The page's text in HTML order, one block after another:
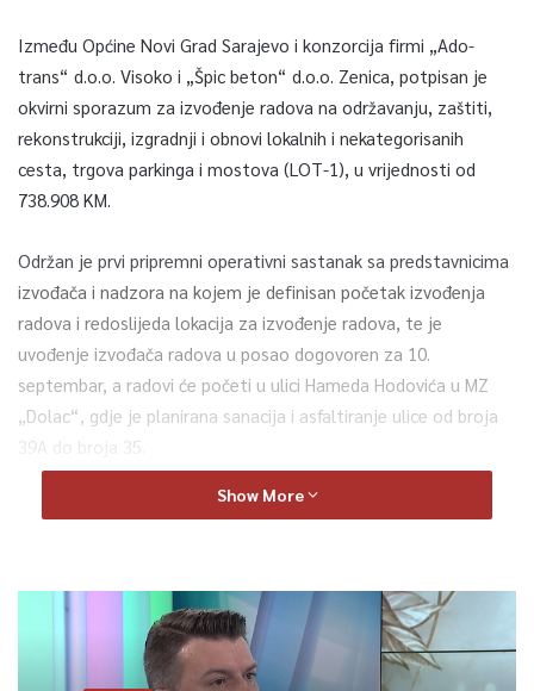
Između Općine Novi Grad Sarajevo i konzorcija firmi „Ado-
trans“ d.o.o. Visoko i „Špic beton“ d.o.o. Zenica, potpisan je
okvirni sporazum za izvođenje radova na održavanju, zaštiti,
rekonstrukciji, izgradnji i obnovi lokalnih i nekategorisanih
cesta, trgova parkinga i mostova (LOT-1), u vrijednosti od
738.908 KM.
Održan je prvi pripremni operativni sastanak sa predstavnicima
izvođača i nadzora na kojem je definisan početak izvođenja
radova i redoslijeda lokacija za izvođenje radova, te je
uvođenje izvođača radova u posao dogovoren za 10.
septembar, a radovi će početi u ulici Hameda Hodovića u MZ
„Dolac“, gdje je planirana sanacija i asfaltiranje ulice od broja
39A do broja 35.
U sklopu LOT-a 1 planirana je sanacija 17 ulica na području
39, sanacija dijela ulice Jusufa Juke Gojaka MZ ‘’Briješće’’ od
broja 25 I i do broja 25 F.
Show More